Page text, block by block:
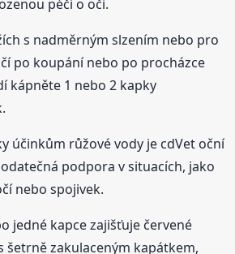
péči o oči.
s nadměrným slzením nebo pro
po koupání nebo po procházce
kápněte 1 nebo 2 kapky
účinkům růžové vody je cdVet oční
podpora v situacích, jako
nebo spojivek.
jedné kapce zajišťuje červené
šetrně zakulaceným kapátkem,